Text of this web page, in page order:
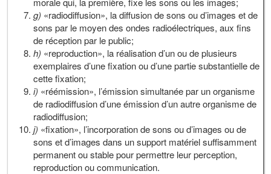
g) «radiodiffusion», la diffusion de sons ou d’images et de
sons par le moyen des ondes radioélectriques, aux fins
de réception par le public;
h) «reproduction», la réalisation d’un ou de plusieurs
exemplaires d’une fixation ou d’une partie substantielle de
cette fixation;
i) «réémission», l’émission simultanée par un organisme
de radiodiffusion d’une émission d’un autre organisme de
radiodiffusion;
j) «fixation», l’incorporation de sons ou d’images ou de
sons et d’images dans un support matériel suffisamment
permanent ou stable pour permettre leur perception,
reproduction ou communication.